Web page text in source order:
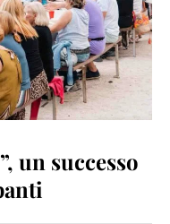
un successo